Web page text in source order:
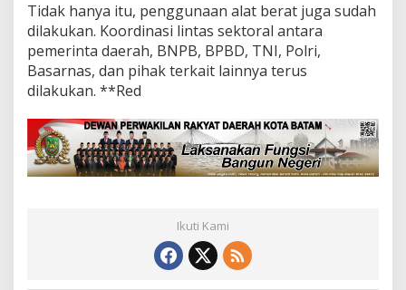
Tidak hanya itu, penggunaan alat berat juga sudah
dilakukan. Koordinasi lintas sektoral antara
pemerinta daerah, BNPB, BPBD, TNI, Polri,
Basarnas, dan pihak terkait lainnya terus
dilakukan. **Red
Ikuti Kami